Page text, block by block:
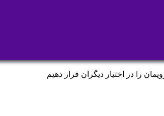
را در اختیار دیگران قرار دهیم